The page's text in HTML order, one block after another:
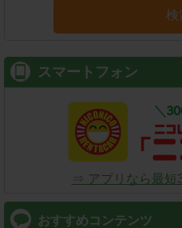
検
スマートフォン
⇒ アプリなら最短
おすすめコンテンツ